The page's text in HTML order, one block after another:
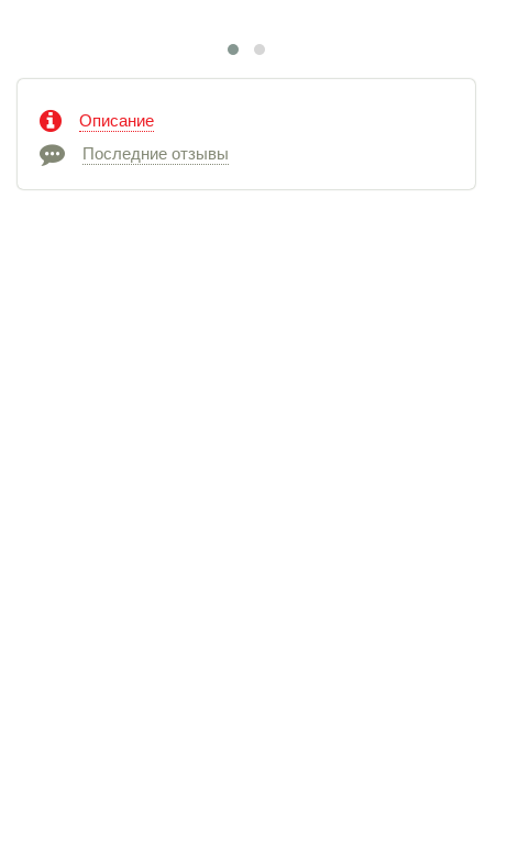
Описание
Последние отзывы